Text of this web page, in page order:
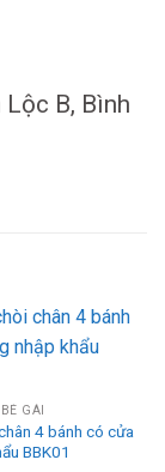
B, Bình
GÁI
4 bánh có cửa
BBK01